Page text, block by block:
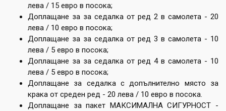
лева / 15 евро в посока;
Доплащане за за седалка от ред 2 в самолета - 20
лева / 10 евро в посока;
Доплащане за за седалка от ред 3 в самолета - 10
лева / 5 евро в посока;
Доплащане за за седалка от ред 4 в самолета - 10
лева / 5 евро в посока;
Доплащане за седалка с допълнително място за
крака от среден ред - 20 лева / 10 евро в посока.
Доплащане за пакет МАКСИМАЛНА СИГУРНОСТ -